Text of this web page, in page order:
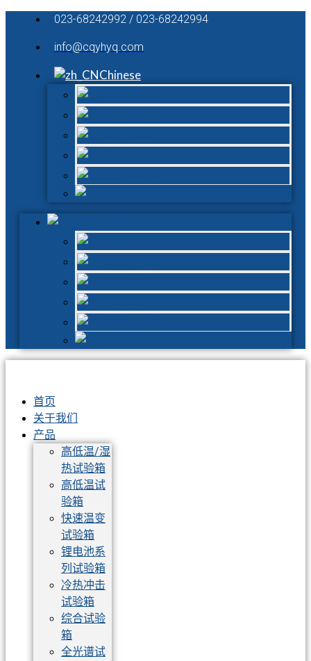
023-68242992 / 023-68242994
info@cqyhyq.com
Chinese
首页
关于我们
产品
高低温/湿
热试验箱
高低温试
验箱
快速温变
试验箱
锂电池系
列试验箱
冷热冲击
试验箱
综合试验
箱
全光谱试